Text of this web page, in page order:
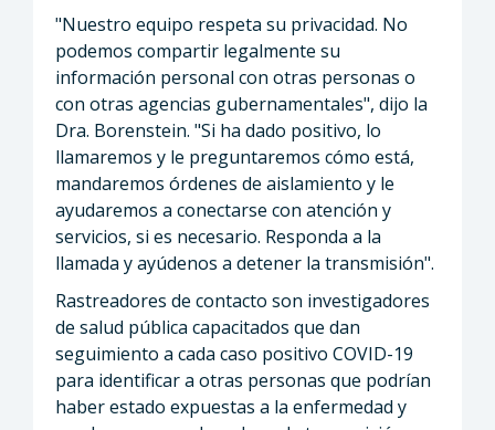
"Nuestro equipo respeta su privacidad. No
podemos compartir legalmente su
información personal con otras personas o
con otras agencias gubernamentales", dijo la
Dra. Borenstein. "Si ha dado positivo, lo
llamaremos y le preguntaremos cómo está,
mandaremos órdenes de aislamiento y le
ayudaremos a conectarse con atención y
servicios, si es necesario. Responda a la
llamada y ayúdenos a detener la transmisión".
Rastreadores de contacto son investigadores
de salud pública capacitados que dan
seguimiento a cada caso positivo COVID-19
para identificar a otras personas que podrían
haber estado expuestas a la enfermedad y